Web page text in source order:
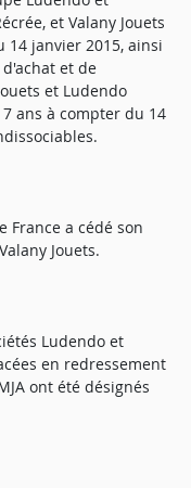
et Valany Jouets
janvier 2015, ainsi
et de
et Ludendo
ans à compter du 14
France a cédé son
Jouets.
Ludendo et
en redressement
ont été désignés